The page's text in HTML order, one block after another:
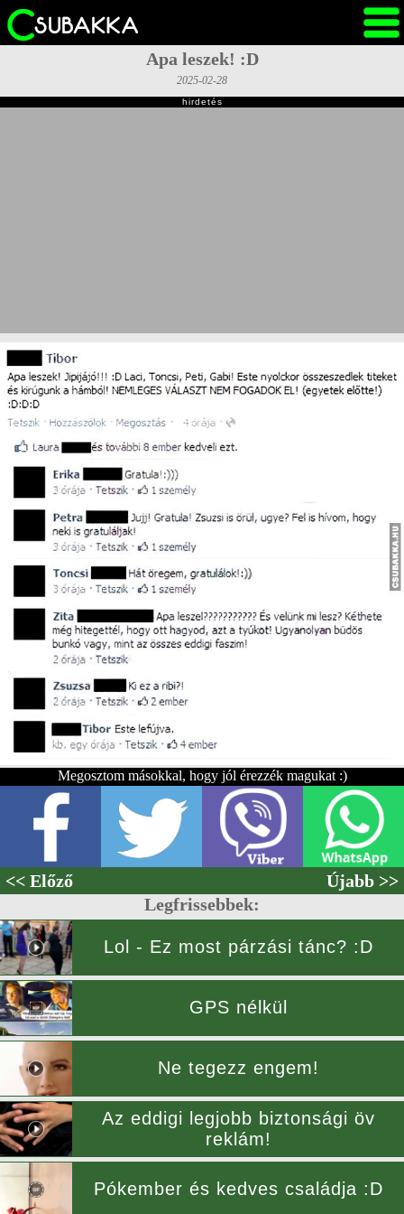
Apa leszek! :D
2025-02-28
hirdetés
Megosztom másokkal, hogy jól érezzék magukat :)
<< Előző
Újabb >>
Legfrissebbek:
Lol - Ez most párzási tánc? :D
GPS nélkül
Ne tegezz engem!
Az eddigi legjobb biztonsági öv
reklám!
Pókember és kedves családja :D